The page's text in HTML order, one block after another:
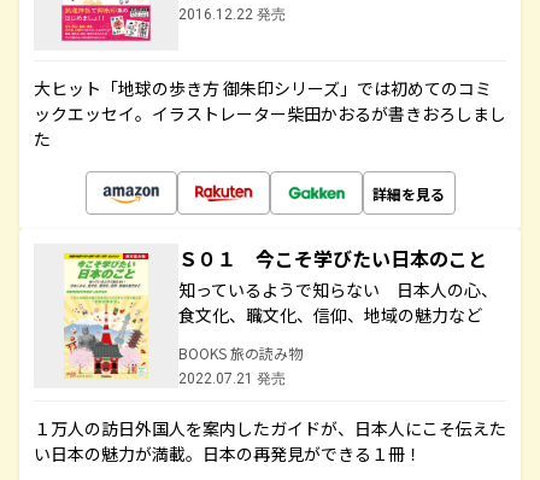
2016.12.22 発売
大ヒット「地球の歩き方 御朱印シリーズ」では初めてのコミ
ックエッセイ。イラストレーター柴田かおるが書きおろしまし
た
詳細を見る
Ｓ０１ 今こそ学びたい日本のこと
知っているようで知らない 日本人の心、
食文化、職文化、信仰、地域の魅力など
BOOKS 旅の読み物
2022.07.21 発売
１万人の訪日外国人を案内したガイドが、日本人にこそ伝えた
い日本の魅力が満載。日本の再発見ができる１冊！